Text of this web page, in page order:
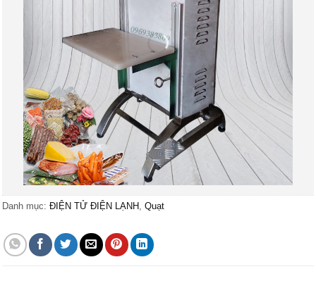
Danh mục: ĐIỆN TỬ ĐIỆN LẠNH Quạt